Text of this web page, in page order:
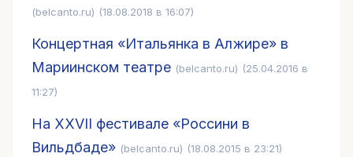
(belcanto.ru) (18.08.2018 в 16:07)
Концертная «Итальянка в Алжире» в
Мариинском театре (belcanto.ru) (25.04.2016 в
11:27)
На XXVII фестивале «Россини в
Вильдбаде» (belcanto.ru) (18.08.2015 в 23:21)